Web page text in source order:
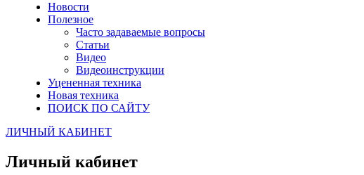
Новости
Полезное
Часто задаваемые вопросы
Статьи
Видео
Видеоинструкции
Уцененная техника
Новая техника
ПОИСК ПО САЙТУ
ЛИЧНЫЙ КАБИНЕТ
Личный кабинет